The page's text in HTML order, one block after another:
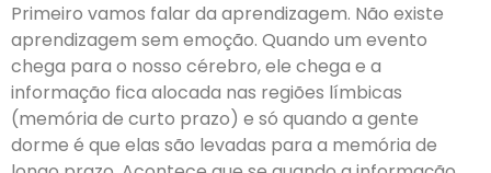
Primeiro vamos falar da aprendizagem. Não existe
aprendizagem sem emoção. Quando um evento
chega para o nosso cérebro, ele chega e a
informação fica alocada nas regiões límbicas
(memória de curto prazo) e só quando a gente
dorme é que elas são levadas para a memória de